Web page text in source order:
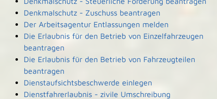
Denkmalschutz - Zuschuss beantragen
Der Arbeitsagentur Entlassungen melden
Die Erlaubnis für den Betrieb von Einzelfahrzeugen
beantragen
Die Erlaubnis für den Betrieb von Fahrzeugteilen
beantragen
Dienstaufsichtsbeschwerde einlegen
Dienstfahrerlaubnis - zivile Umschreibung